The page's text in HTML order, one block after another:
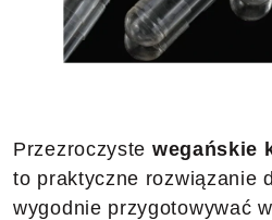
Przezroczyste wegańskie
to praktyczne rozwiązanie
wygodnie przygotowywać